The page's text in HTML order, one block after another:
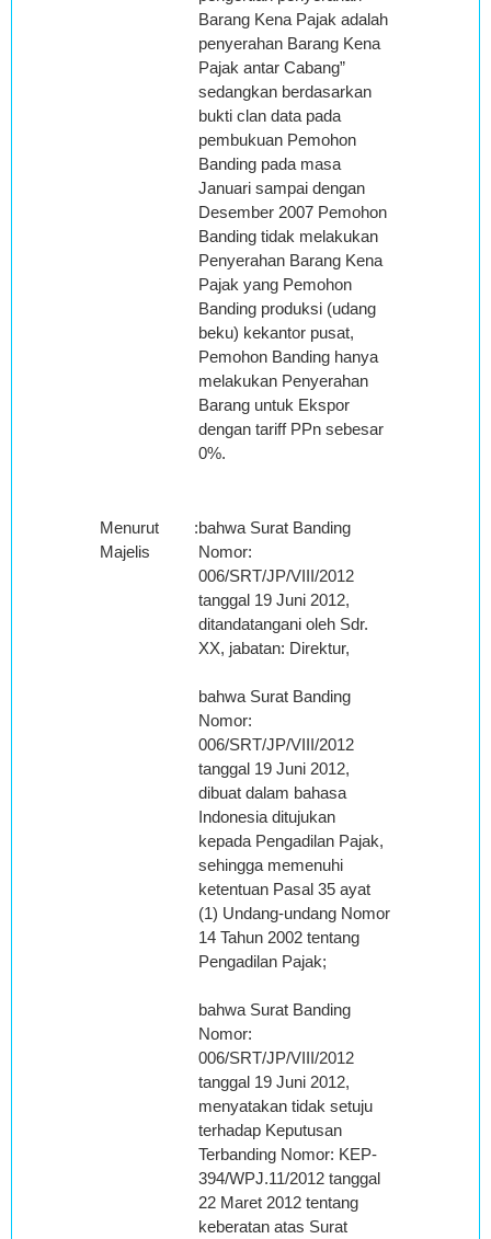
Barang Kena Pajak adalah
penyerahan Barang Kena
Pajak antar Cabang”
sedangkan berdasarkan
bukti clan data pada
pembukuan Pemohon
Banding pada masa
Januari sampai dengan
Desember 2007 Pemohon
Banding tidak melakukan
Penyerahan Barang Kena
Pajak yang Pemohon
Banding produksi (udang
beku) kekantor pusat,
Pemohon Banding hanya
melakukan Penyerahan
Barang untuk Ekspor
dengan tariff PPn sebesar
0%.
Menurut
Majelis
:bahwa Surat Banding
Nomor:
006/SRT/JP/VIII/2012
tanggal 19 Juni 2012,
ditandatangani oleh Sdr.
XX, jabatan: Direktur,
bahwa Surat Banding
Nomor:
006/SRT/JP/VIII/2012
tanggal 19 Juni 2012,
dibuat dalam bahasa
Indonesia ditujukan
kepada Pengadilan Pajak,
sehingga memenuhi
ketentuan Pasal 35 ayat
(1) Undang-undang Nomor
14 Tahun 2002 tentang
Pengadilan Pajak;
bahwa Surat Banding
Nomor:
006/SRT/JP/VIII/2012
tanggal 19 Juni 2012,
menyatakan tidak setuju
terhadap Keputusan
Terbanding Nomor: KEP-
394/WPJ.11/2012 tanggal
22 Maret 2012 tentang
keberatan atas Surat